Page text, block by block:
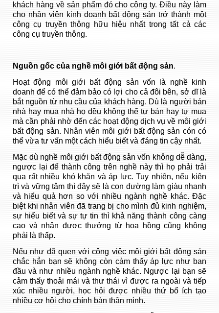
khách hàng về sản phẩm đó cho công ty. Điều này làm
cho nhân viên kinh doanh bất động sản trở thành một
công cụ truyền thông hữu hiệu nhất trong tất cả các
công cụ truyền thông.
Nguồn gốc của nghề môi giới bất động sản.
Hoạt động môi giới bất động sản vốn là nghề kinh
doanh để có thể đảm bảo có lợi cho cả đôi bên, sở dĩ là
bắt nguồn từ nhu cầu của khách hàng. Dù là người bán
nhà hay mua nhà họ đều không thể tự bán hay tự mua
mà cần phải nhờ đến các hoạt động dịch vụ về môi giới
bất động sản. Nhân viên môi giới bất động sản cón có
thể vừa tư vấn một cách hiểu biết và đáng tin cậy nhất.
Mặc dù nghề môi giới bất động sản vốn không dễ dàng,
ngược lại để thành công trên nghề này thì họ phải trải
qua rất nhiều khó khăn và áp lực. Tuy nhiên, nếu kiên
trì và vững tâm thì đây sẽ là con đường làm giàu nhanh
và hiểu quả hơn so với nhiều ngành nghề khác. Đặc
biệt khi nhân viên đã trang bị cho mình đủ kinh nghiệm,
sự hiểu biết và sự tự tin thì khả năng thành công càng
cao và nhận được thưởng từ hoa hồng cũng không
phải là thấp.
Nếu như đã quen với công việc môi giới bất động sản
chắc hẳn bạn sẽ không còn cảm thấy áp lực như ban
đầu và như nhiều ngành nghề khác. Ngược lại bạn sẽ
cảm thấy thoải mái và thư thái vì được ra ngoài và tiếp
xúc nhiều người, học hỏi được nhiều thứ bổ ích tạo
nhiều cơ hội cho chính bản thân mình.